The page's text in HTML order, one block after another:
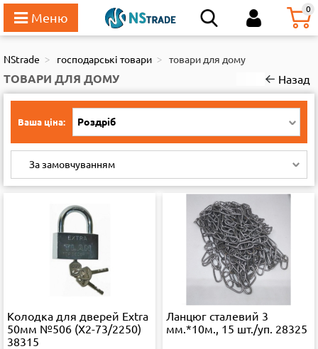
0
111
NStrade господарські товари товари для дому
ТОВАРИ ДЛЯ ДОМУ Назад
Ваша ціна: Роздріб
За замовчуванням
Колодка для дверей Extra
50мм №506 (X2-73/2250)
38315
Ланцюг сталевий 3
мм.*10м., 15 шт./уп. 28325